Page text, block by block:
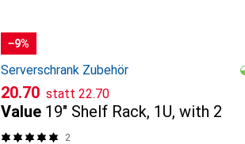
−9%
Serverschrank Zubehör
CHF
20.70 statt CHF
22.70
Value 19" Shelf Rack, 1U, with 2
2